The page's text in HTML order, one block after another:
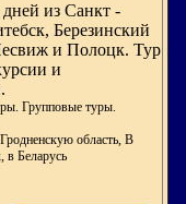
из Санкт -
Березинский
и Полоцк. Тур
и
Групповые туры.
область, В
в Беларусь